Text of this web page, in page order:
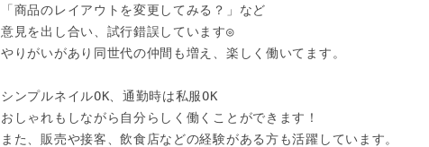
「商品のレイアウトを変更してみる？」など
意見を出し合い、試行錯誤しています◎
やりがいがあり同世代の仲間も増え、楽しく働いてます。
シンプルネイルOK、通勤時は私服OK
おしゃれもしながら自分らしく働くことができます！
また、販売や接客、飲食店などの経験がある方も活躍しています。